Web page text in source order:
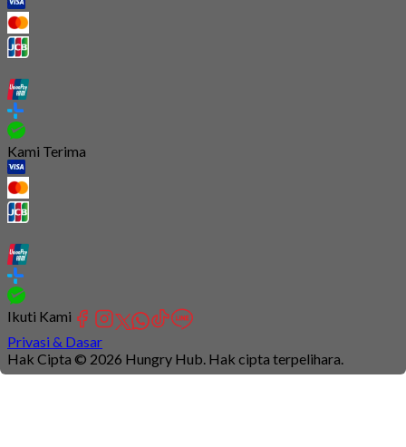
Kami Terima
Ikuti Kami
Privasi & Dasar
Hak Cipta © 2026 Hungry Hub. Hak cipta terpelihara.
Connection